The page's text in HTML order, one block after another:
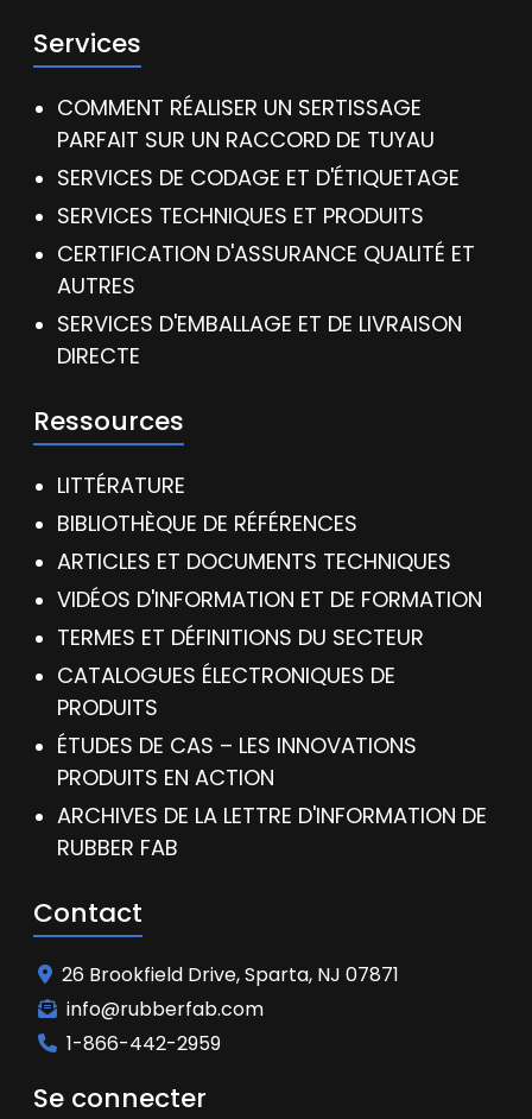
Services
COMMENT RÉALISER UN SERTISSAGE
PARFAIT SUR UN RACCORD DE TUYAU
SERVICES DE CODAGE ET D'ÉTIQUETAGE
SERVICES TECHNIQUES ET PRODUITS
CERTIFICATION D'ASSURANCE QUALITÉ ET
AUTRES
SERVICES D'EMBALLAGE ET DE LIVRAISON
DIRECTE
Ressources
LITTÉRATURE
BIBLIOTHÈQUE DE RÉFÉRENCES
ARTICLES ET DOCUMENTS TECHNIQUES
VIDÉOS D'INFORMATION ET DE FORMATION
TERMES ET DÉFINITIONS DU SECTEUR
CATALOGUES ÉLECTRONIQUES DE
PRODUITS
ÉTUDES DE CAS – LES INNOVATIONS
PRODUITS EN ACTION
ARCHIVES DE LA LETTRE D'INFORMATION DE
RUBBER FAB
Contact
26 Brookfield Drive, Sparta, NJ 07871
info@rubberfab.com
1-866-442-2959
Se connecter